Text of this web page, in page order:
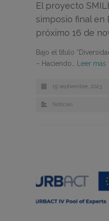
El proyecto
simposio final en
próximo 16 de
Bajo el título
– Haciendo… Leer más
19 septiembre, 2023
Noticias